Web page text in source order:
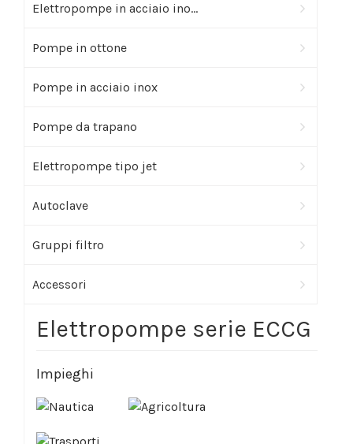
Elettropompe in acciaio ino...
Pompe in ottone
Pompe in acciaio inox
Pompe da trapano
Elettropompe tipo jet
Autoclave
Gruppi filtro
Accessori
Elettropompe serie ECCG
Impieghi